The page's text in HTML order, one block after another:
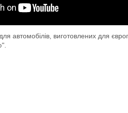
автомобілів, виготовлених для